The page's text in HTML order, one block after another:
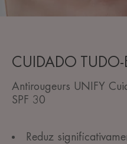
CUIDADO
Antirougeurs UNIFY
SPF 30
Reduz